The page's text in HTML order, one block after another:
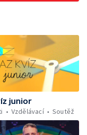
junior
Vzdělávací Soutěž